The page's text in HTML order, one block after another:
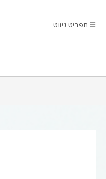
תפריט ניווט